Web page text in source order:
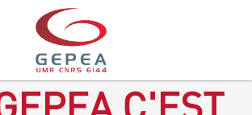
C'EST...